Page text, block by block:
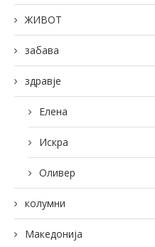
ЖИВОТ
забава
здравје
Елена
Искра
Оливер
колумни
Македонија